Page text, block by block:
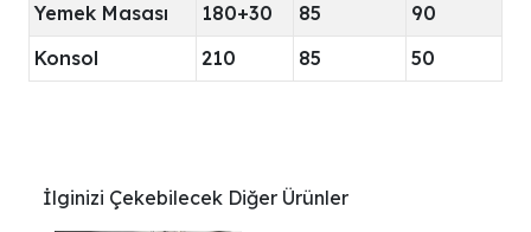
Yemek Masası
180+30 85
90
Konsol
210 85 50
İlginizi Çekebilecek Diğer Ürünler